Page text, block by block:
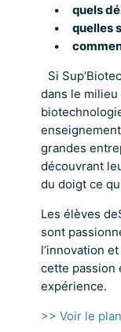
• quels
• quelles
•
Si
dans le milieu
grandes
découvrant
du doigt ce
Les élèves
sont
l’innovation
cette passion
expérience.
>> Voir le